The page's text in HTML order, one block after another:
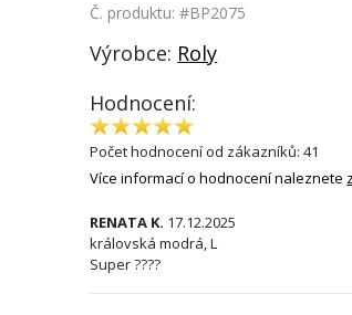
171 Kč
Č. produktu: #BP2075
Výrobce: Roly
Hodnocení:
Počet hodnocení od zákazníků: 41
Více informací o hodnocení naleznete
RENATA K. 17.12.2025
královská modrá, L
Super ????